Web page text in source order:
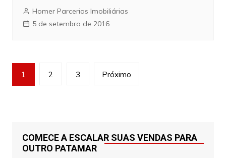
Homer Parcerias Imobiliárias
5 de setembro de 2016
Navegação
por
1 2 3 Próximo
COMECE A ESCALAR SUAS VENDAS PARA
OUTRO PATAMAR